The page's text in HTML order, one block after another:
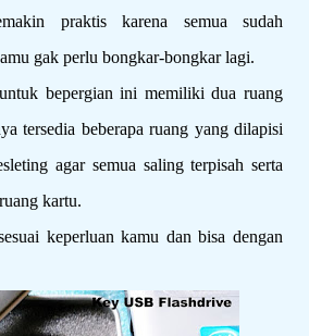
praktis karena semua sudah
gak perlu bongkar-bongkar lagi.
bepergian ini memiliki dua ruang
tersedia beberapa ruang yang dilapisi
agar semua saling terpisah serta
kartu.
keperluan kamu dan bisa dengan